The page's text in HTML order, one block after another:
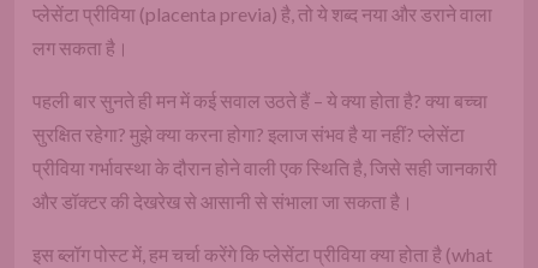
प्लेसेंटा प्रीविया (placenta previa) है, तो ये शब्द नया और डराने वाला
लग सकता है।
पहली बार सुनते ही मन में कई सवाल उठते हैं – ये क्या होता है? क्या बच्चा
सुरक्षित रहेगा? मुझे क्या करना होगा? इलाज संभव है या नहीं? प्लेसेंटा
प्रीविया गर्भावस्था के दौरान होने वाली एक स्थिति है, जिसे सही जानकारी
और डॉक्टर की देखरेख से आसानी से संभाला जा सकता है।
इस ब्लॉग पोस्ट में, हम चर्चा करेंगे कि प्लेसेंटा प्रीविया क्या होता है (what